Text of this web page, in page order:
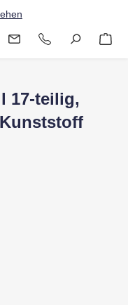
17-teilig,
Kunststoff